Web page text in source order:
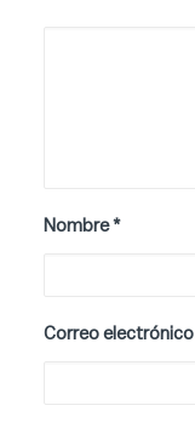
Nombre*
Correo electrónico